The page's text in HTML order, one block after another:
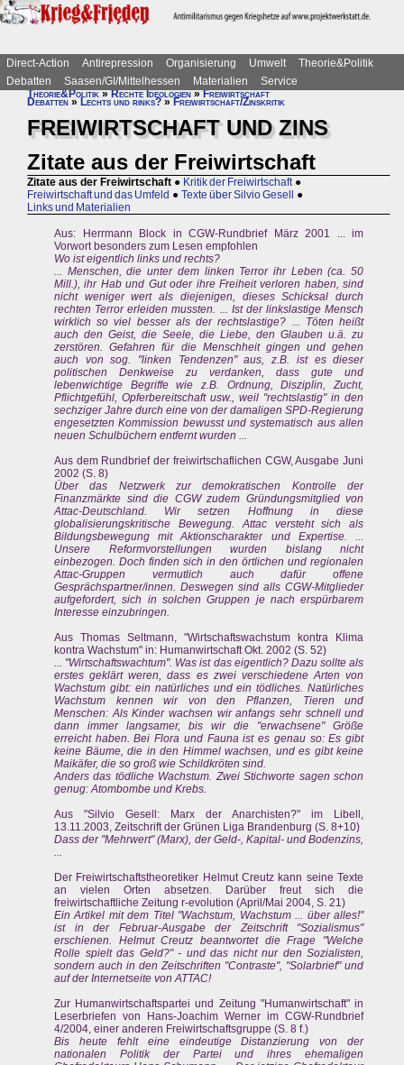
Direct-Action Antirepression Organisierung Umwelt
Theorie&Politik
Debatten
Saasen/GI/Mittelhessen Materialien
Service
Theorie&Politik»Rechte Ideologien»Freiwirtschaft
Debatten » Lechts und rinks? » Freiwirtschaft/Zinskritik
FREIWIRTSCHAFT UND ZINS
Zitate aus der Freiwirtschaft
Zitate aus der Freiwirtschaft ● Kritik der Freiwirtschaft ●
Freiwirtschaft und das Umfeld ● Texte über Silvio Gesell
●
Links und Materialien
Aus: Herrmann Block in CGW-Rundbrief März 2001 ... im
Vorwort besonders zum Lesen empfohlen
Wo ist eigentlich links und rechts?
... Menschen, die unter dem linken Terror ihr Leben (ca. 50
Mill.), ihr Hab und Gut oder ihre Freiheit verloren haben, sind
nicht weniger wert als diejenigen, dieses Schicksal durch
rechten Terror erleiden mussten. ... Ist der linkslastige Mensch
wirklich so viel besser als der rechtslastige? ... Töten heißt
auch den Geist, die Seele, die Liebe, den Glauben u.ä. zu
zerstören. Gefahren für die Menschheit gingen und gehen
auch von sog. "linken Tendenzen" aus, z.B. ist es dieser
politischen Denkweise zu verdanken, dass gute und
lebenwichtige Begriffe wie z.B. Ordnung, Disziplin, Zucht,
Pflichtgefühl, Opferbereitschaft usw., weil "rechtslastig" in den
sechziger Jahre durch eine von der damaligen SPD-Regierung
engesetzten Kommission bewusst und systematisch aus allen
neuen Schulbüchern entfernt wurden ...
Aus dem Rundbrief der freiwirtschaflichen CGW, Ausgabe Juni
2002 (S. 8)
Über das Netzwerk zur demokratischen Kontrolle der
Finanzmärkte sind die CGW zudem Gründungsmitglied von
Attac-Deutschland. Wir setzen Hoffnung in diese
globalisierungskritische Bewegung. Attac versteht sich als
Bildungsbewegung mit Aktionscharakter und Expertise. ...
Unsere Reformvorstellungen wurden bislang nicht
einbezogen. Doch finden sich in den örtlichen und regionalen
Attac-Gruppen vermutlich auch dafür offene
Gesprächspartner/innen. Deswegen sind alls CGW-Mitglieder
aufgefordert, sich in solchen Gruppen je nach erspürbarem
Interesse einzubringen.
Aus Thomas Seltmann, "Wirtschaftswachstum kontra Klima
kontra Wachstum" in: Humanwirtschaft Okt. 2002 (S. 52)
... "Wirtschaftswachtum". Was ist das eigentlich? Dazu sollte als
erstes geklärt weren, dass es zwei verschiedene Arten von
Wachstum gibt: ein natürliches und ein tödliches. Natürliches
Wachstum kennen wir von den Pflanzen, Tieren und
Menschen: Als Kinder wachsen wir anfangs sehr schnell und
dann immer langsamer, bis wir die "erwachsene" Größe
erreicht haben. Bei Flora und Fauna ist es genau so: Es gibt
keine Bäume, die in den Himmel wachsen, und es gibt keine
Maikäfer, die so groß wie Schildkröten sind.
Anders das tödliche Wachstum. Zwei Stichworte sagen schon
genug: Atombombe und Krebs.
Aus "Silvio Gesell: Marx der Anarchisten?" im Libell,
13.11.2003, Zeitschrift der Grünen Liga Brandenburg (S. 8+10)
Dass der "Mehrwert" (Marx), der Geld-, Kapital- und Bodenzins,
...
Der Freiwirtschaftstheoretiker Helmut Creutz kann seine Texte
an vielen Orten absetzen. Darüber freut sich die
freiwirtschaftliche Zeitung r-evolution (April/Mai 2004, S. 21)
Ein Artikel mit dem Titel "Wachstum, Wachstum ... über alles!"
ist in der Februar-Ausgabe der Zeitschrift "Sozialismus"
erschienen. Helmut Creutz beantwortet die Frage "Welche
Rolle spielt das Geld?" - und das nicht nur den Sozialisten,
sondern auch in den Zeitschriften "Contraste", "Solarbrief" und
auf der Internetseite von ATTAC!
Zur Humanwirtschaftspartei und Zeitung "Humanwirtschaft" in
Leserbriefen von Hans-Joachim Werner im CGW-Rundbrief
4/2004, einer anderen Freiwirtschaftsgruppe (S. 8 f.)
Bis heute fehlt eine eindeutige Distanzierung von der
nationalen Politik der Partei und ihres ehemaligen